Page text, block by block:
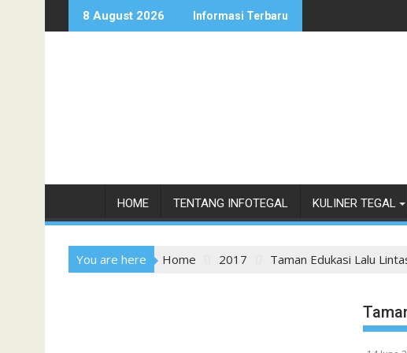
to
8 August 2026 Informasi Terbaru
HOME TENTANG INFOTEGAL KULINER TEGAL
You are here Home 2017 Taman Edukasi Lalu